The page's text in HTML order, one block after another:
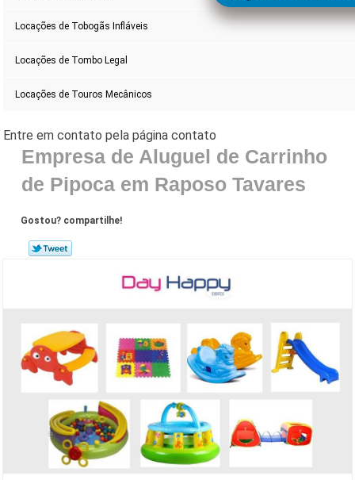
Locações de Tobogãs Infláveis
Locações de Tombo Legal
Locações de Touros Mecânicos
Empresa de Aluguel de Carrinho
de Pipoca em Raposo Tavares
Gostou? compartilhe!